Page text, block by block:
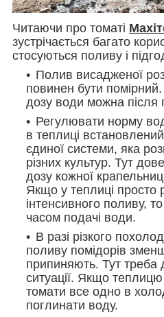
Читаючи про томаті
зустрічається багато
стосуються поливу і
Полив висадженої
повинен бути
дозу води можна після
Регулювати норму
в теплиці
єдиної системи, яка
різних культур. Тут
дозу кожної
Якщо у теплиці просто
інтенсивного поливу,
часом подачі води.
В разі різкого
поливу помідорів
припиняють. Тут треба
ситуації. Якщо теплицю
томати все одно в
поглинати воду.